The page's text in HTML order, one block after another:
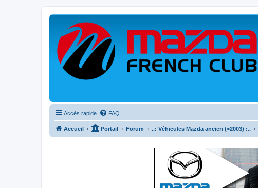
Accès rapide FAQ
Accueil Portail Forum ..: Véhicules Mazda ancien (<2003) :..